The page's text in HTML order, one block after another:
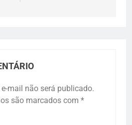
e-mail não será publicado.
são marcados com *